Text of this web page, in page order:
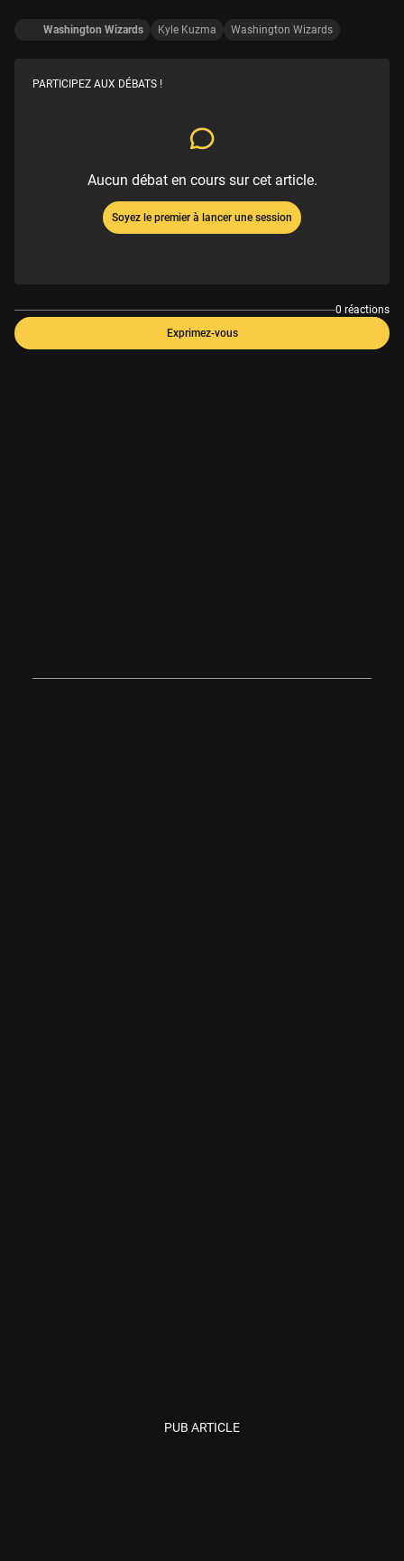
Washington Wizards Kyle Kuzma Washington Wizards
PARTICIPEZ AUX DÉBATS !
Aucun débat en cours sur cet article.
Soyez le premier à lancer une session
0 réactions
Exprimez-vous
PUB ARTICLE